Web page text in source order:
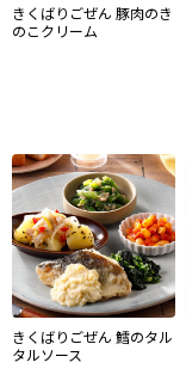
きくばりごぜん 豚肉のき
のこクリーム
きくばりごぜん 鱈のタル
タルソース